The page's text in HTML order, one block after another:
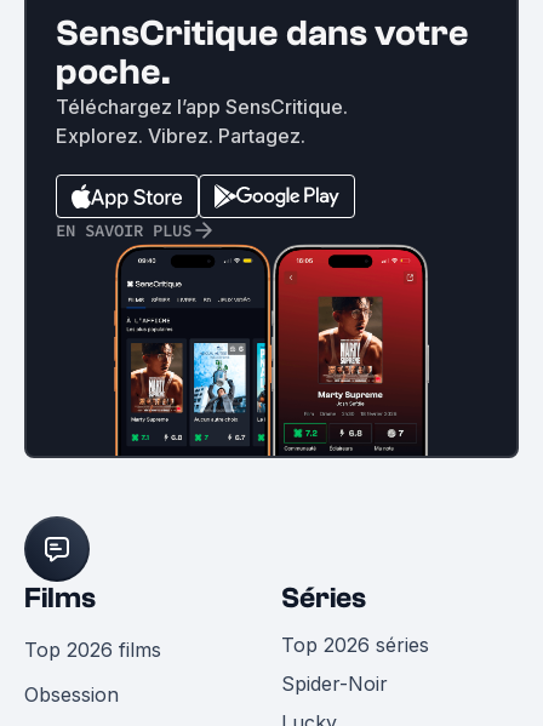
SensCritique dans votre
poche.
Téléchargez l’app SensCritique.
Explorez. Vibrez. Partagez.
EN SAVOIR PLUS
Films
Top 2026 films
Obsession
Séries
Top 2026 séries
Spider-Noir